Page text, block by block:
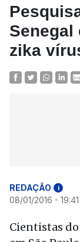
Senegal
zika
REDAÇÃO i
08/01/2016 - 19:41
Cientistas